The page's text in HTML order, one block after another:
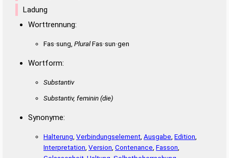
Ladung
Worttrennung:
Fas·sung, PluralFas·sun·gen
Wortform:
Substantiv
Substantiv, feminin(die)
Synonyme:
Halterung Verbindungselement Ausgabe Edition
Interpretation Version Contenance Fasson